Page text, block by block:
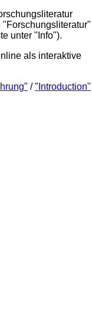
unter "Info").
als interaktive
/"Introduction"